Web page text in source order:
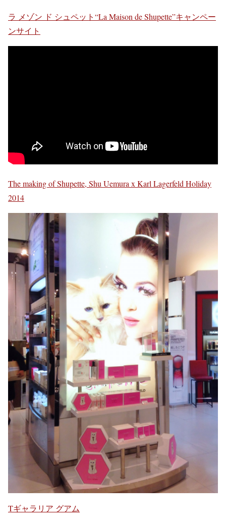
ラ メゾン ド シュペット“La Maison de Shupette”キャンペー
ンサイト
The making of Shupette, Shu Uemura x Karl Lagerfeld Holiday
2014
Tギャラリア グアム